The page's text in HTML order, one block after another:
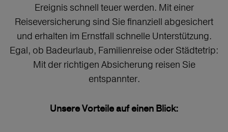
Ereignis schnell teuer werden. Mit einer
Reiseversicherung sind Sie finanziell abgesichert
und erhalten im Ernstfall schnelle Unterstützung.
Egal, ob Badeurlaub, Familienreise oder Städtetrip:
Mit der richtigen Absicherung reisen Sie
entspannter.
Unsere Vorteile auf einen Blick: